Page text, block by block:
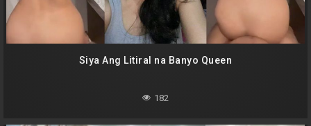
Siya Ang Litiral na Banyo Queen
182